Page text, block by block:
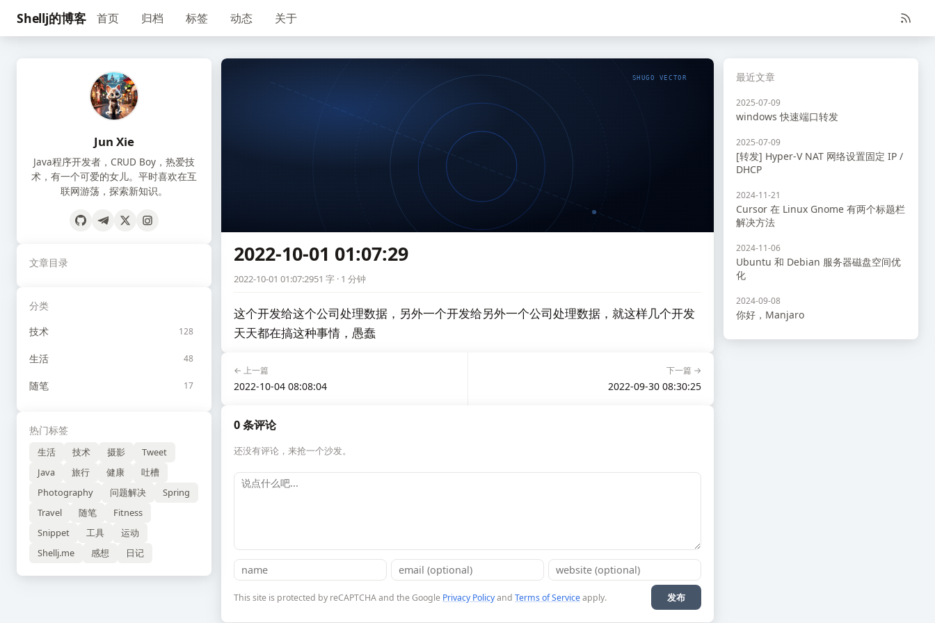
Shellj的博客 首页 归档 标签 动态 关于
Jun Xie
Java程序开发者，CRUD Boy，热爱技
术，有一个可爱的女儿。平时喜欢在互
联网游荡，探索新知识。
文章目录
分类
技术
128
生活 48
随笔 17
热门标签
生活 技术 摄影
Tweet
Java
旅行 健康
吐槽
Photography
问题解决
Spring
Travel
随笔
Fitness
Snippet
工具
运动
Shellj.me
感想 日记
SHUGO VECTOR
2022-10-01 01:07:29
2022-10-01 01:07:2951 字 · 1 分钟
这个开发给这个公司处理数据，另外一个开发给另外一个公司处理数据，就这样几个开发
天天都在搞这种事情，愚蠢
← 上一篇
2022-10-04 08:08:04
下一篇 →
2022-09-30 08:30:25
0 条评论
还没有评论，来抢一个沙发。
This site is protected by reCAPTCHA and the Google Privacy Policyand Terms of Serviceapply. 发布
最近文章
2025-07-09
windows 快速端口转发
2025-07-09
[转发] Hyper-V NAT 网络设置固定 IP /
DHCP
2024-11-21
Cursor 在 Linux Gnome 有两个标题栏
解决方法
2024-11-06
Ubuntu 和 Debian 服务器磁盘空间优
化
2024-09-08
你好，Manjaro